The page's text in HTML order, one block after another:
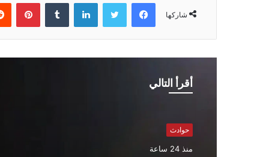
شاركها
فيسبوك تويتر لينكدإن
أقرأ التالي
حوادث
منذ 24 ساعة